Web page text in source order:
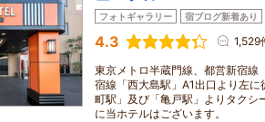
フォトギャラリー 宿ブログ新着あり
4.3 1,529
東京メトロ半蔵門線、都営新宿線
宿線「西大島駅」A1出口より左
町駅」及び「亀戸駅」よりタクシ
に当ホテルはございます。